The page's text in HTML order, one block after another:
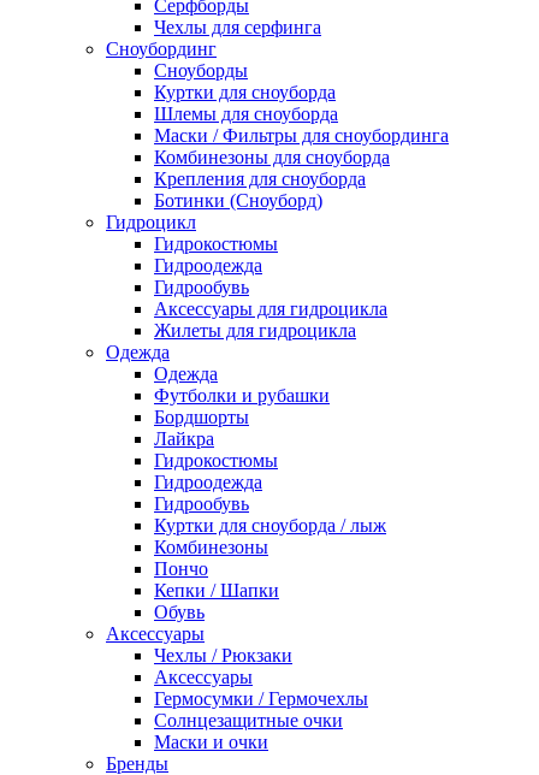
Серфборды
Чехлы для серфинга
Сноубординг
Сноуборды
Куртки для сноуборда
Шлемы для сноуборда
Маски / Фильтры для сноубординга
Комбинезоны для сноуборда
Крепления для сноуборда
Ботинки (Сноуборд)
Гидроцикл
Гидрокостюмы
Гидроодежда
Гидрообувь
Аксессуары для гидроцикла
Жилеты для гидроцикла
Одежда
Одежда
Футболки и рубашки
Бордшорты
Лайкра
Гидрокостюмы
Гидроодежда
Гидрообувь
Куртки для сноуборда / лыж
Комбинезоны
Пончо
Кепки / Шапки
Обувь
Аксессуары
Чехлы / Рюкзаки
Аксессуары
Гермосумки / Гермочехлы
Солнцезащитные очки
Маски и очки
Бренды